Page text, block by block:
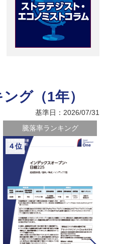
グ（1年）
基準日：2026/07/31
騰落率ランキング
４位